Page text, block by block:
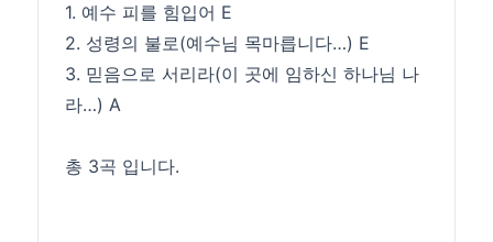
1. 예수 피를 힘입어 E
2. 성령의 불로(예수님 목마릅니다…) E
3. 믿음으로 서리라(이 곳에 임하신 하나님 나
라…) A
총 3곡 입니다.